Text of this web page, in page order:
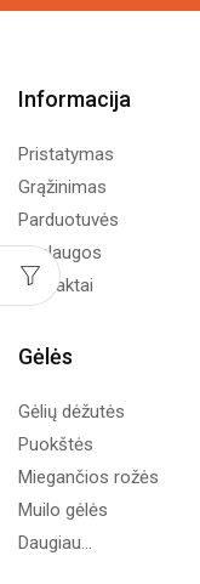
Informacija
Pristatymas
Grąžinimas
Parduotuvės
Paslaugos
Kontaktai
Gėlės
Gėlių dėžutės
Puokštės
Miegančios rožės
Muilo gėlės
Daugiau...